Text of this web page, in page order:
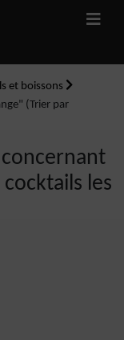
et boissons
(Trier par
concernant
les